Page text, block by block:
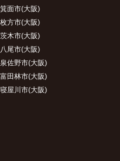
箕面市(大阪)
枚方市(大阪)
茨木市(大阪)
八尾市(大阪)
泉佐野市(大阪)
富田林市(大阪)
寝屋川市(大阪)